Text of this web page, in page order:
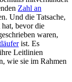
Zahl an
Und die Tatsache,
bevor die
waren,
ist. Es
Leitlinien
wie sie im Rahmen